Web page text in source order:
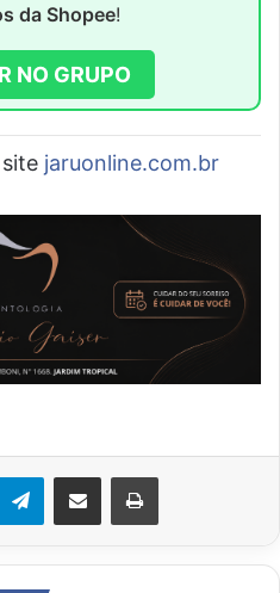
da Shopee!
NO GRUPO
jaruonline.com.br
TelegramCompartilhar via e-mail Imprimir